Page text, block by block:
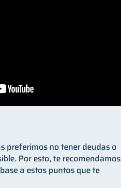
preferimos no tener deudas o
Por esto, te recomendamos
a estos puntos que te